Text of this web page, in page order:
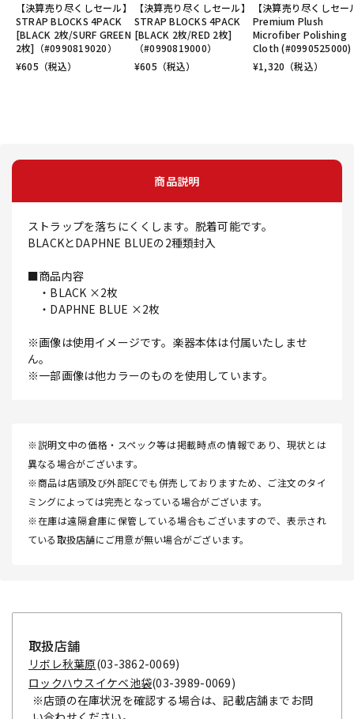
【決算売り尽くしセール】
STRAP BLOCKS 4PACK
[BLACK 2枚/SURF GREEN
2枚]（#0990819020）
¥605 （税込）
【決算売り尽くしセール】
STRAP BLOCKS 4PACK
[BLACK 2枚/RED 2枚]
（#0990819000）
¥605 （税込）
【決算売り尽くしセー
Premium Plush
Microfiber Polishing
Cloth (#0990525000)
¥1,320 （税込）
商品説明
ストラップを落ちにくくします。脱着可能です。
BLACKとDAPHNE BLUEの2種類封入
■商品内容
・BLACK ×2枚
・DAPHNE BLUE ×2枚
※画像は使用イメージです。楽器本体は付属いたしませ
ん。
※一部画像は他カラーのものを使用しています。
※説明文中の価格・スペック等は掲載時点の情報であり、現状とは
異なる場合がございます。
※商品は店頭及び外部ECでも併売しておりますため、ご注文のタイ
ミングによっては完売となっている場合がございます。
※在庫は遠隔倉庫に保管している場合もございますので、表示され
ている取扱店舗にご用意が無い場合がございます。
取扱店舗
リボレ秋葉原(03-3862-0069)
ロックハウスイケベ池袋(03-3989-0069)
※店頭の在庫状況を確認する場合は、記載店舗までお問